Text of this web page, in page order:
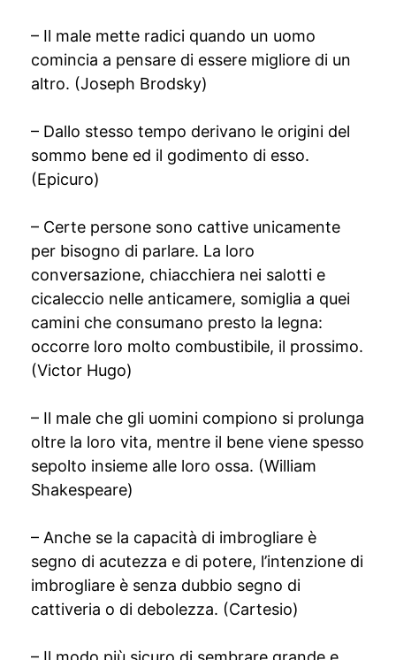
– Il male mette radici quando un uomo
comincia a pensare di essere migliore di un
altro. (Joseph Brodsky)
– Dallo stesso tempo derivano le origini del
sommo bene ed il godimento di esso.
(Epicuro)
– Certe persone sono cattive unicamente
per bisogno di parlare. La loro
conversazione, chiacchiera nei salotti e
cicaleccio nelle anticamere, somiglia a quei
camini che consumano presto la legna:
occorre loro molto combustibile, il prossimo.
(Victor Hugo)
– Il male che gli uomini compiono si prolunga
oltre la loro vita, mentre il bene viene spesso
sepolto insieme alle loro ossa. (William
Shakespeare)
– Anche se la capacità di imbrogliare è
segno di acutezza e di potere, l’intenzione di
imbrogliare è senza dubbio segno di
cattiveria o di debolezza. (Cartesio)